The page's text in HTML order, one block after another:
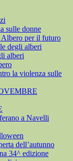
sulle donne
per il futuro
degli alberi
alberi
la violenza sulle
a Navelli
dell’autunno
34^ edizione